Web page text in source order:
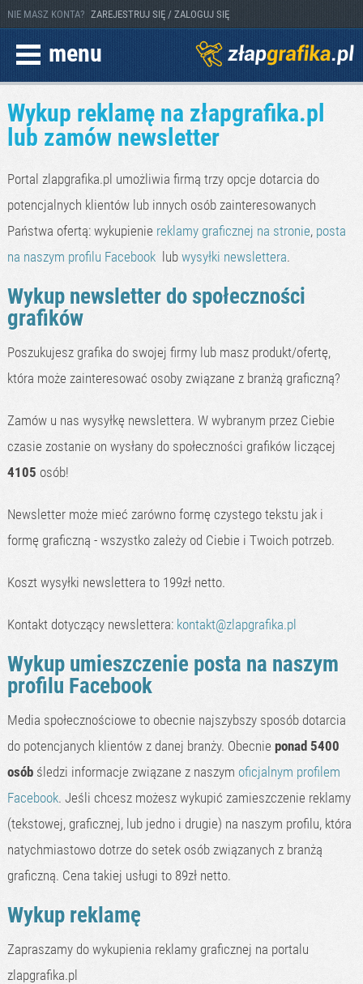
NIE MASZ KONTA? ZAREJESTRUJ SIĘ / ZALOGUJ SIĘ
menu
Wykup reklamę na złapgrafika.pl
lub zamów newsletter
Portal zlapgrafika.pl umożliwia firmą trzy opcje dotarcia do
potencjalnych klientów lub innych osób zainteresowanych
Państwa ofertą: wykupienie reklamy graficznej na stronie, posta
na naszym profilu Facebooklub wysyłki newslettera.
Wykup newsletter do społeczności
grafików
Poszukujesz grafika do swojej firmy lub masz produkt/ofertę,
która może zainteresować osoby związane z branżą graficzną?
Zamów u nas wysyłkę newslettera. W wybranym przez Ciebie
czasie zostanie on wysłany do społeczności grafików liczącej
4105 osób!
Newsletter może mieć zarówno formę czystego tekstu jak i
formę graficzną - wszystko zależy od Ciebie i Twoich potrzeb.
Koszt wysyłki newslettera to 199zł netto.
Kontakt dotyczący newslettera: kontakt@zlapgrafika.pl
Wykup umieszczenie posta na naszym
profilu Facebook
Media społecznościowe to obecnie najszybszy sposób dotarcia
do potencjanych klientów z danej branży. Obecnie ponad 5400
osóbśledzi informacje związane z naszym oficjalnym profilem
Facebook. Jeśli chcesz możesz wykupić zamieszczenie reklamy
(tekstowej, graficznej, lub jedno i drugie) na naszym profilu, która
natychmiastowo dotrze do setek osób związanych z branżą
graficzną. Cena takiej usługi to 89zł netto.
Wykup reklamę
Zapraszamy do wykupienia reklamy graficznej na portalu
zlapgrafika.pl